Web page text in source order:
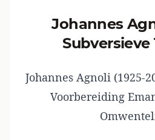
Johannes Agnoli en de
Subversieve
Johannes Agnoli (1925-
Voorbereiding